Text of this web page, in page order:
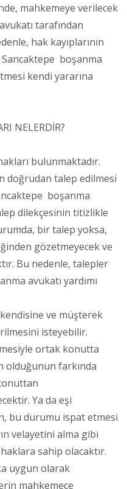
mahkemeye verilecek
tarafından
hak kayıplarının
Sancaktepe boşanma
kendi yararına
NELERDİR?
bulunmaktadır.
doğrudan talep edilmesi
boşanma
dilekçesinin titizlikle
bir talep yoksa,
gözetmeyecek ve
Bu nedenle, talepler
avukatı yardımı
ve müşterek
isteyebilir.
ortak konutta
olduğunun farkında
Ya da eşi
bu durumu ispat etmesi
velayetini alma gibi
sahip olacaktır.
uygun olarak
mahkemece